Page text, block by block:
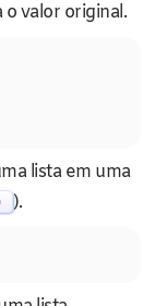
valor original.
lista em uma
).